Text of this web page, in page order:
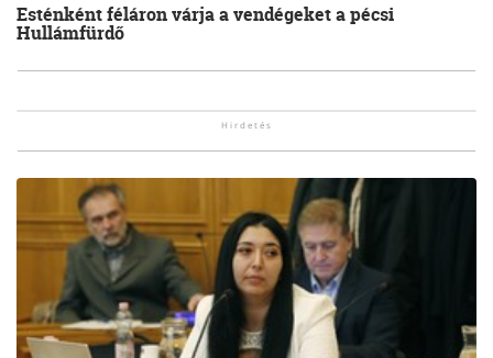
Esténként féláron várja a vendégeket a pécsi
Hullámfürdő